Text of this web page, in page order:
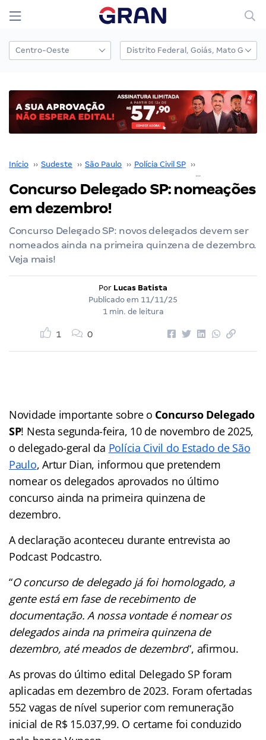
Início ›› Sudeste ›› São Paulo ›› Polícia Civil SP ››
Concurso Delegado SP: nomeações
em dezembro!
Concurso Delegado SP: novos delegados devem ser
nomeados ainda na primeira quinzena de dezembro.
Veja mais!
Por Lucas Batista
Publicado em 11/11/25
1 min. de leitura
1 0
Novidade importante sobre o Concurso Delegado
SP! Nesta segunda-feira, 10 de novembro de 2025,
o delegado-geral da Polícia Civil do Estado de São
Paulo, Artur Dian, informou que pretendem
nomear os delegados aprovados no último
concurso ainda na primeira quinzena de
dezembro.
A declaração aconteceu durante entrevista ao
Podcast Podcastro.
“O concurso de delegado já foi homologado, a
gente está em fase de recebimento de
documentação. A nossa vontade é nomear os
delegados ainda na primeira quinzena de
dezembro, até meados de dezembro“, afirmou.
As provas do último edital Delegado SP foram
aplicadas em dezembro de 2023. Foram ofertadas
552 vagas de nível superior com remuneração
inicial de R$ 15.037,99. O certame foi conduzido